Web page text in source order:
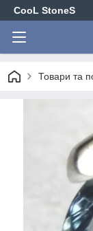
CooL StoneS
Товари та